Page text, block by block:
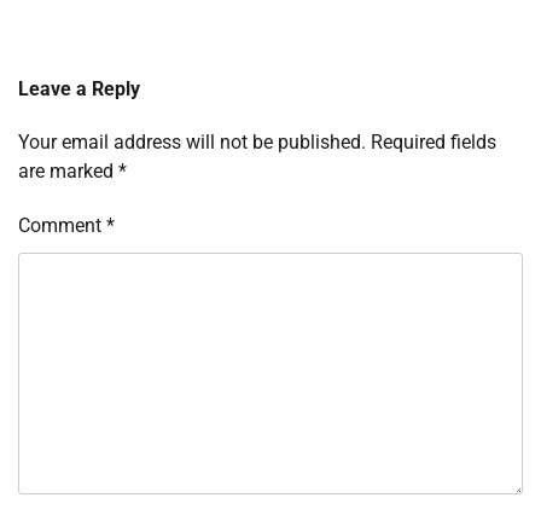
Leave a Reply
Your email address will not be published. Required fields
are marked *
Comment *